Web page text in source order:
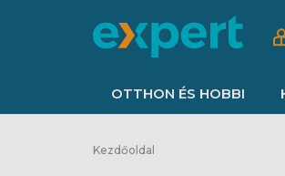
OTTHON ÉS HOBBI
Kezdőoldal